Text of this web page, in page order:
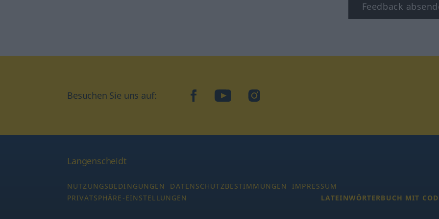
Feedback
Besuchen Sie uns auf: facebookYouTubeInstagram
Langenscheidt
NUTZUNGSBEDINGUNGEN DATENSCHUTZBESTIMMUNGEN
IMPRESSUM
PRIVATSPHÄRE-EINSTELLUNGEN
LATEINWÖRTERBUCH MIT